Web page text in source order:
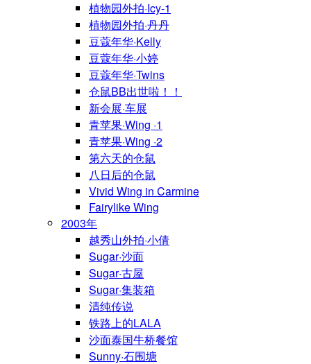
植物园外拍·Icy-1
植物园外拍·丹丹
豆蔻年华·Kelly
豆蔻年华·小婷
豆蔻年华·Twins
仓鼠BB出世啦！！
新会展·车展
青苹果·Wing ·1
青苹果·Wing ·2
第六天的仓鼠
八日后的仓鼠
Vivid Wing in Carmine
Fairylike Wing
2003年
越秀山外拍·小倩
Sugar·沙面
Sugar·古屋
Sugar·集装箱
清纯传说
铁路上的LALA
沙面泰国牛桥餐馆
Sunny·石围塘